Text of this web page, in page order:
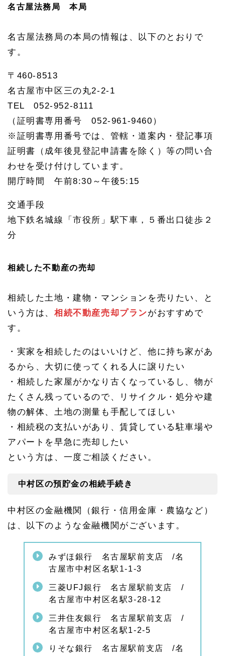
区の
する
1
中村
所の
所在
地・
連絡
7.
2
中村
手続
き
区か
相続
相談
所へ
1.
8.
名古
屋相
続相
談
名駅
オフ
ィス
のご
1.
8.
名古
続相
緑オ
フィ
スの
ご案
内
8.
中村
区の
相続
名古屋法務局 本局
名古屋法務局の本局の情報は、以下のとおりで
す。
〒460-8513
名古屋市中区三の丸2-2-1
TEL 052-952-8111
（証明書専用番号 052-961-9460）
※証明書専用番号では、管轄・道案内・登記事項
証明書（成年後見登記申請書を除く）等の問い合
わせを受け付けしています。
開庁時間 午前8:30～午後5:15
交通手段
地下鉄名城線「市役所」駅下車，５番出口徒歩２
分
相続した不動産の売却
相続した土地・建物・マンションを売りたい、と
いう方は、 相続不動産売却プランがおすすめで
す。
・実家を相続したのはいいけど、他に持ち家があ
るから、大切に使ってくれる人に譲りたい
・相続した家屋がかなり古くなっているし、物が
たくさん残っているので、リサイクル・処分や建
物の解体、土地の測量も手配してほしい
・相続税の支払いがあり、賃貸している駐車場や
アパートを早急に売却したい
という方は、一度ご相談ください。
中村区の預貯金の相続手続き
中村区の金融機関（銀行・信用金庫・農協など）
は、以下のような金融機関がございます。
みずほ銀行 名古屋駅前支店 /名
古屋市中村区名駅1-1-3
三菱UFJ銀行 名古屋駅前支店 /
名古屋市中村区名駅3-28-12
三井住友銀行 名古屋駅前支店 /
名古屋市中村区名駅1-2-5
りそな銀行 名古屋駅前支店 /名